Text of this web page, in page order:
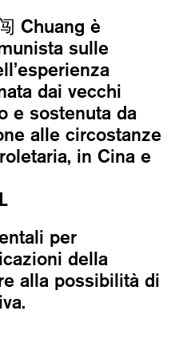
Chuang è
sulle
dai vecchi
e sostenuta da
alle circostanze
in Cina e
per
della
alla possibilità di